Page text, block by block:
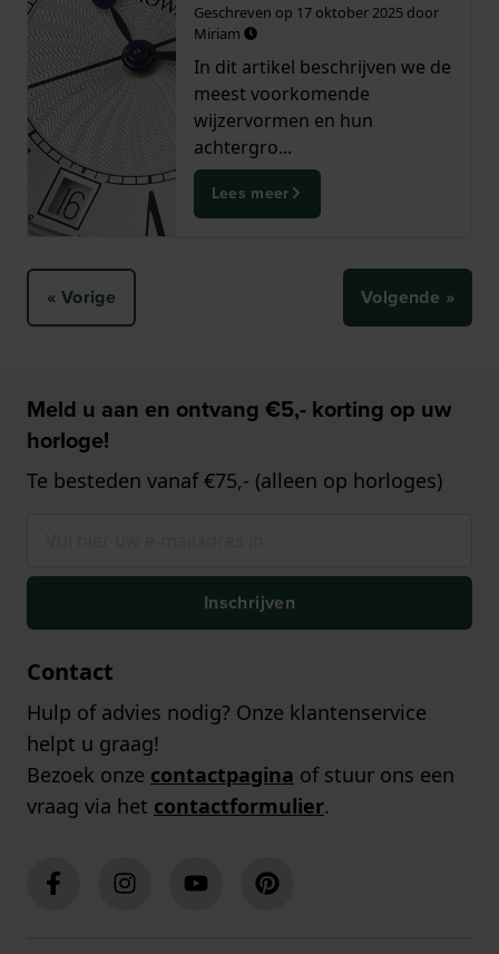
Geschreven op 17 oktober 2025door
Miriam
In dit artikel beschrijven we de
meest voorkomende
wijzervormen en hun
achtergro...
Lees meer
« Vorige Volgende »
Meld u aan en ontvang €5,- korting op uw
horloge!
Te besteden vanaf €75,- (alleen op horloges)
Inschrijven
Contact
Hulp of advies nodig? Onze klantenservice
helpt u graag!
Bezoek onze contactpagina of stuur ons een
vraag via het contactformulier.